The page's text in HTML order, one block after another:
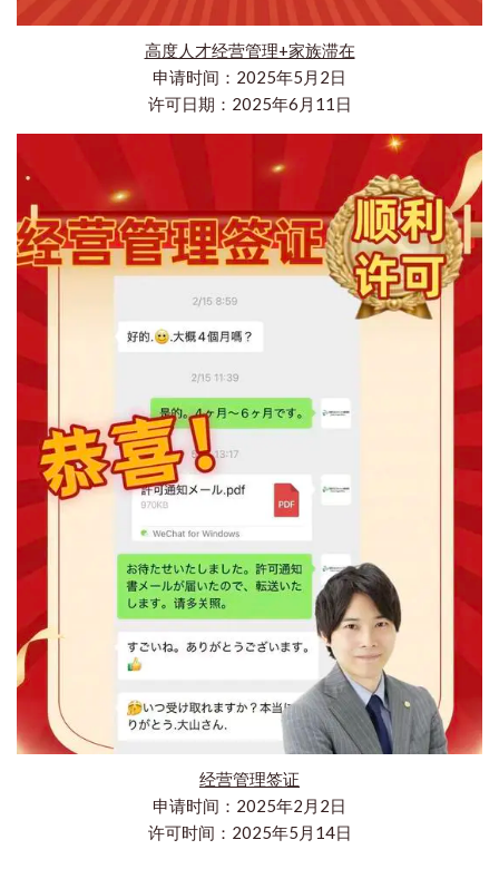
高度人才经营管理+家族滞在
申请时间：2025年5月2日
许可日期：2025年6月11日
经营管理签证
申请时间：2025年2月2日
许可时间：2025年5月14日